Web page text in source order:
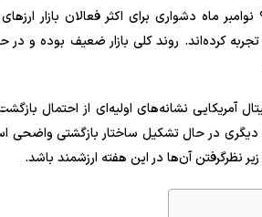
ماه دشواری برای اکثر فعالان بازار
کرده‌اند. روند کلی بازار ضعیف بوده و در
آمریکایی نشانه‌های اولیه‌ای از احتمال
در حال تشکیل ساختار بازگشتی واضحی
آن‌ها در این هفته ارزشمند باشد.